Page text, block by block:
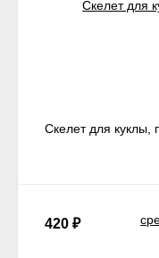
Скелет для куклы,
420 ₽